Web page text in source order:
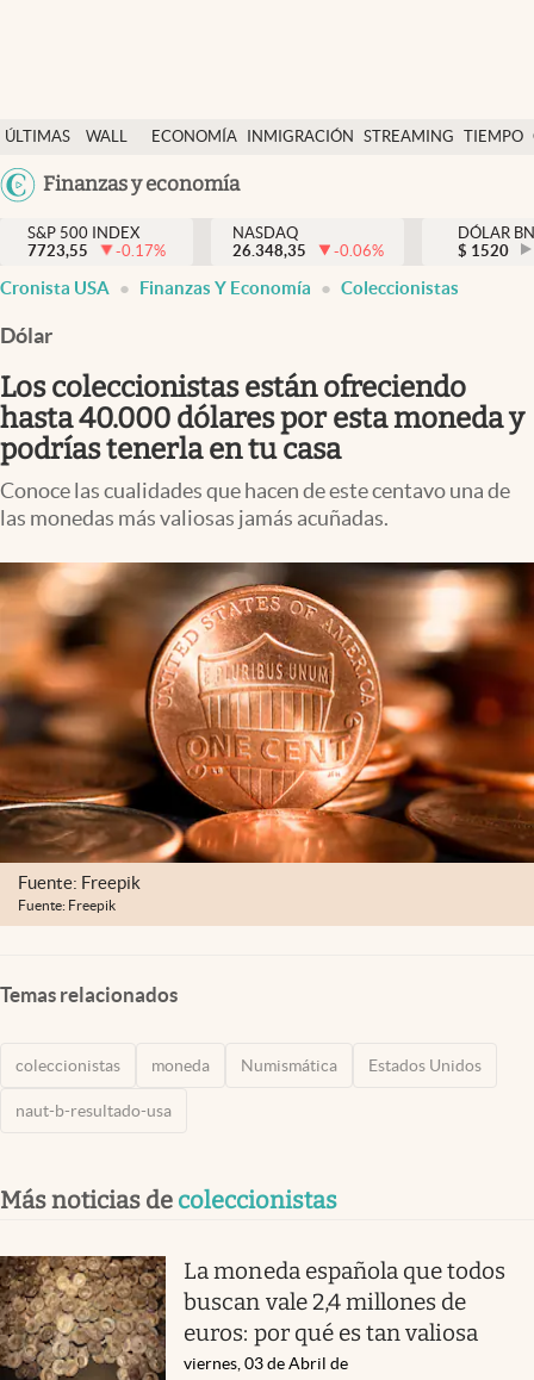
ÚLTIMAS
NOTICIAS
WALL
DÓLAR
ECONOMÍA INMIGRACIÓN STREAMING TIEMPO
México
Finanzas y economía
Finanzas y economía
Wall Street y dólar
Inmigración
Espiritual
Streaming
PC y mobile
USA
S&P 500 INDEX
7723,55
-0.17%
NASDAQ
26.348,35
-0.06%
DÓLAR
$ 1520
Cronista USA Finanzas Y Economía Coleccionistas
Dólar
Los coleccionistas están ofreciendo
hasta 40.000 dólares por esta moneda y
podrías tenerla en tu casa
Conoce las cualidades que hacen de este centavo una de
las monedas más valiosas jamás acuñadas.
Fuente: Freepik
Fuente: Freepik
Temas relacionados
coleccionistas moneda Numismática Estados Unidos
naut-b-resultado-usa
Más noticias de coleccionistas
La moneda española que todos
buscan vale 2,4 millones de
euros: por qué es tan valiosa
viernes, 03 de Abril de